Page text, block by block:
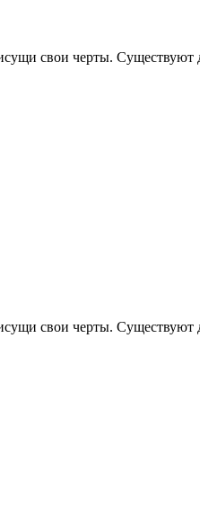
свои черты. Существуют
свои черты. Существуют